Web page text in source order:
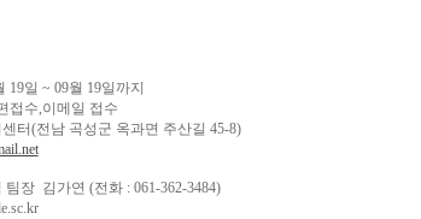
19일 ~ 09월 19일까지
접수,이메일 접수
터(전남 곡성군 옥과면 주산길 45-8)
장 김가연 (전화 : 061-362-3484)